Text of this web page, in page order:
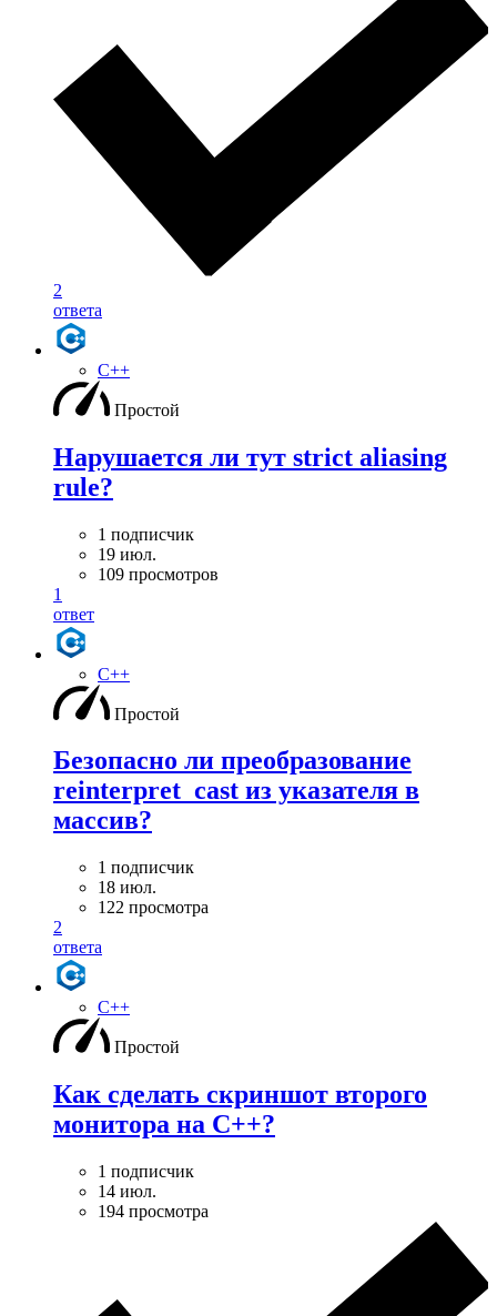
2
ответа
C++
Простой
Нарушается ли тут strict aliasing
rule?
1 подписчик
19 июл.
109 просмотров
1
ответ
C++
Простой
Безопасно ли преобразование
reinterpret_cast из указателя в
массив?
1 подписчик
18 июл.
122 просмотра
2
ответа
C++
Простой
Как сделать скриншот второго
монитора на С++?
1 подписчик
14 июл.
194 просмотра